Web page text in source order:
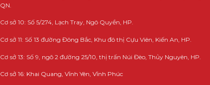
QN.
Cơ sở 10: Số 5/274, Lạch Tray, Ngô Quyền, HP.
Cơ sở 11: Số 13 đường Đông Bắc, Khu đô thị Cựu Viên, Kiến An, HP.
Cơ sở 13: Số 9, ngõ 2 đường 25/10, thị trấn Núi Đèo, Thủy Nguyên, HP.
Cơ sở 16: Khai Quang, Vĩnh Yên, Vĩnh Phúc